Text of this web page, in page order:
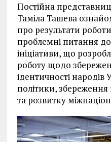
Постійна
Таміла Ташева
про результати
проблемні питання
ініціативи, що
роботу щодо
ідентичності народів
політики,
та розвитку